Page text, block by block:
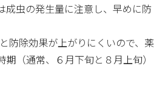
成虫の発生量に注意し、早めに防
防除効果が上がりにくいので、薬
（通常、６月下旬と８月上旬）